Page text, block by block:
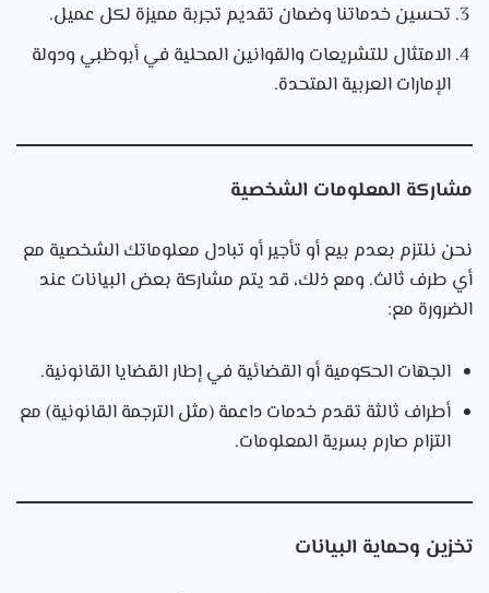
تحسين خدماتنا وضمان تقديم تجربة مميزة لكل عميل.
الامتثال للتشريعات والقوانين المحلية في أبوظبي ودولة
الإمارات العربية المتحدة.
مشاركة المعلومات الشخصية
نحن نلتزم بعدم بيع أو تأجير أو تبادل معلوماتك الشخصية مع
أي طرف ثالث. ومع ذلك، قد يتم مشاركة بعض البيانات عند
الضرورة مع:
الجهات الحكومية أو القضائية في إطار القضايا القانونية.
أطراف ثالثة تقدم خدمات داعمة (مثل الترجمة القانونية) مع
التزام صارم بسرية المعلومات.
تخزين وحماية البيانات